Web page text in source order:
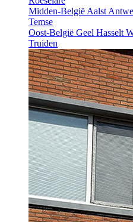
Midden-België Aalst
Temse
Oost-België Geel Hasselt
Truiden